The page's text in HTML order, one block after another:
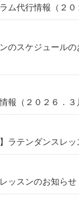
ム代行情報（２０
のスケジュールの
報（２０２６．３
ラテンダンスレ
ッスンのお知らせ